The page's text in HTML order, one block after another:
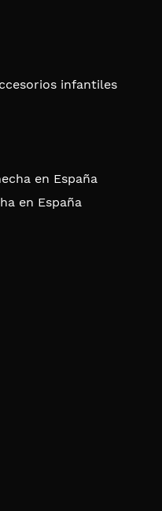
infantiles
en España
en España